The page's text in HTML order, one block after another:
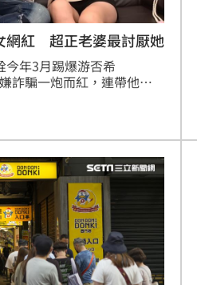
網紅 超正老婆最討厭她
今年3月踢爆游否希
詐騙一炮而紅，連帶他身
因為他的財力才在一起進
，還曾禁止他和一位女網紅